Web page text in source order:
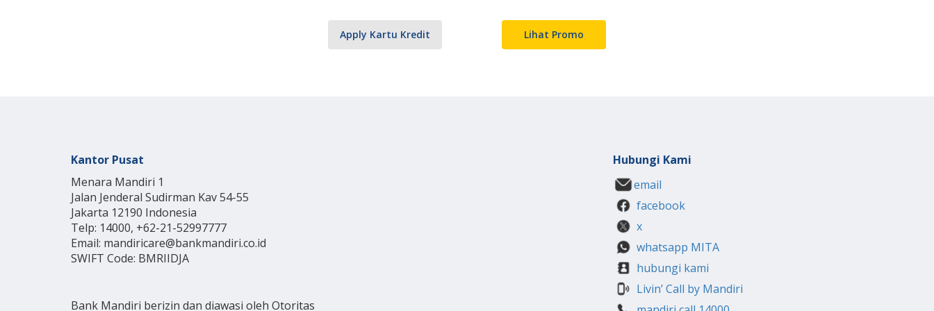
Apply Kartu Kredit Lihat Promo
Kantor Pusat
Menara Mandiri 1
Jalan Jenderal Sudirman Kav 54-55
Jakarta 12190 Indonesia
Telp: 14000, +62-21-52997777
Email: mandiricare@bankmandiri.co.id
SWIFT Code: BMRIIDJA
Bank Mandiri berizin dan diawasi oleh Otoritas
Hubungi Kami
email
facebook
x
whatsapp MITA
hubungi kami
Livin’ Call by Mandiri